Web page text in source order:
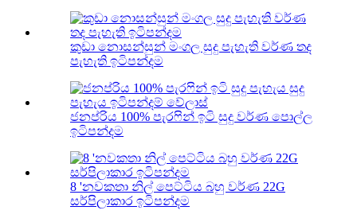
කුඩා නොසන්සුන් මංගල සුදු පැහැති වර්ණ තද
පැහැති ඉටිපන්දම
ජනප්රිය 100% පැරෆින් ඉටි සුදු වර්ණ පොල්ල
ඉටිපන්දම
8 'නවකතා නිල් පෙට්ටිය බහු වර්ණ 22G
සර්පිලාකාර ඉටිපන්දම